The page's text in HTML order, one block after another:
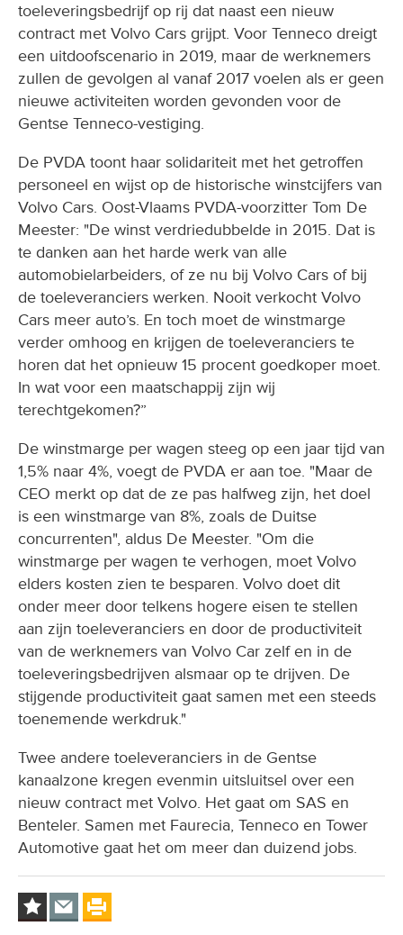
toeleveringsbedrijf op rij dat naast een nieuw
contract met Volvo Cars grijpt. Voor Tenneco dreigt
een uitdoofscenario in 2019, maar de werknemers
zullen de gevolgen al vanaf 2017 voelen als er geen
nieuwe activiteiten worden gevonden voor de
Gentse Tenneco-vestiging.
De PVDA toont haar solidariteit met het getroffen
personeel en wijst op de historische winstcijfers van
Volvo Cars. Oost-Vlaams PVDA-voorzitter Tom De
Meester: "De winst verdriedubbelde in 2015. Dat is
te danken aan het harde werk van alle
automobielarbeiders, of ze nu bij Volvo Cars of bij
de toeleveranciers werken. Nooit verkocht Volvo
Cars meer auto’s. En toch moet de winstmarge
verder omhoog en krijgen de toeleveranciers te
horen dat het opnieuw 15 procent goedkoper moet.
In wat voor een maatschappij zijn wij
terechtgekomen?”
De winstmarge per wagen steeg op een jaar tijd van
1,5% naar 4%, voegt de PVDA er aan toe. "Maar de
CEO merkt op dat de ze pas halfweg zijn, het doel
is een winstmarge van 8%, zoals de Duitse
concurrenten", aldus De Meester. "Om die
winstmarge per wagen te verhogen, moet Volvo
elders kosten zien te besparen. Volvo doet dit
onder meer door telkens hogere eisen te stellen
aan zijn toeleveranciers en door de productiviteit
van de werknemers van Volvo Car zelf en in de
toeleveringsbedrijven alsmaar op te drijven. De
stijgende productiviteit gaat samen met een steeds
toenemende werkdruk."
Twee andere toeleveranciers in de Gentse
kanaalzone kregen evenmin uitsluitsel over een
nieuw contract met Volvo. Het gaat om SAS en
Benteler. Samen met Faurecia, Tenneco en Tower
Automotive gaat het om meer dan duizend jobs.